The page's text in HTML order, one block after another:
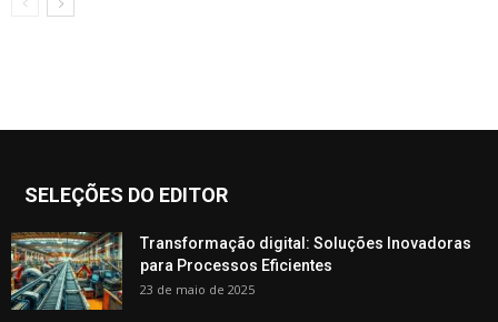
SELEÇÕES DO EDITOR
Transformação digital: Soluções Inovadoras
para Processos Eficientes
23 de maio de 2025